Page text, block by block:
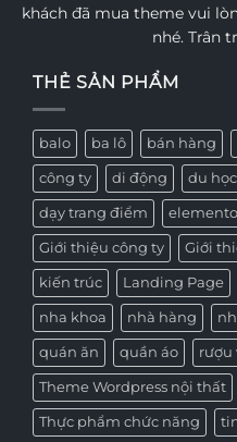
khách đã mua theme vui
nhé. Trân
THẺ SẢN PHẨM
balo ba lô bán hàng
công ty di động du học
dạy trang điểm
Giới thiệu công ty Giới
kiến trúc Landing Page
nha khoa nhà hàng
quán ăn quần áo rượu
Theme Wordpress nội thất
Thực phẩm chức năng